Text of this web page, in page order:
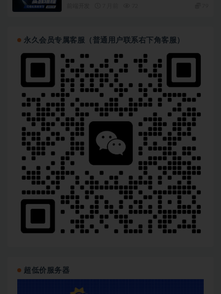
永久会员专属客服（普通用户联系右下角客服）
超低价服务器